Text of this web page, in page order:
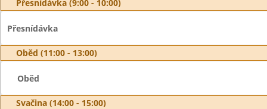
Přesnídávka (9:00 - 10:00)
Přesnídávka
Oběd (11:00 - 13:00)
Oběd
Svačina (14:00 - 15:00)